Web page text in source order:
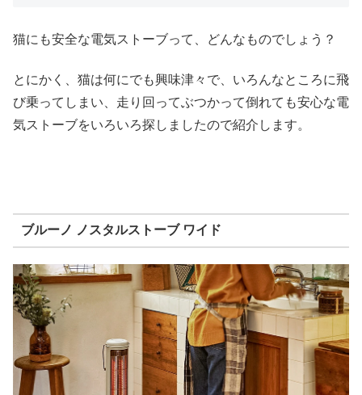
猫にも安全な電気ストーブって、どんなものでしょう？
とにかく、猫は何にでも興味津々で、いろんなところに飛
び乗ってしまい、走り回ってぶつかって倒れても安心な電
気ストーブをいろいろ探しましたので紹介します。
ブルーノ ノスタルストーブ ワイド